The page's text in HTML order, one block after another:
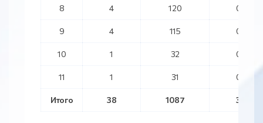
8 4 120 0
9 4 115 0
10 1 32 0
11 1 31 0
Итого 38 1087 3